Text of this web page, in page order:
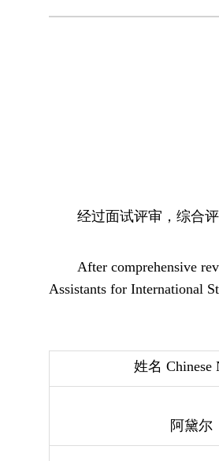
经过面试评审，综合
After comprehensive
Assistants for International
姓名 Chinese
阿黛尔